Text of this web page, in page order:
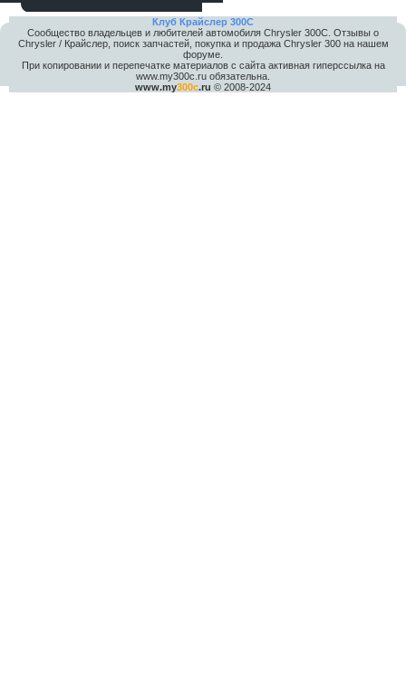
Клуб Крайслер 300C
Сообщество владельцев и любителей автомобиля Chrysler 300С. Отзывы о
Chrysler / Крайслер, поиск запчастей, покупка и продажа Chrysler 300 на нашем
форуме.
При копировании и перепечатке материалов с сайта активная гиперссылка на
www.my300c.ru обязательна.
www.my300c.ru © 2008-2024